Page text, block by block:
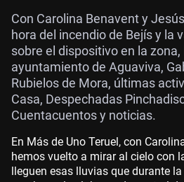
Con Carolina Benavent y
hora del incendio de Bejís y la
sobre el dispositivo en la zona,
ayuntamiento de Aguaviva,
Rubielos de Mora, últimas
Casa, Despechadas
Cuentacuentos y noticias.
En Más de Uno Teruel, con
hemos vuelto a mirar al cielo con
lleguen esas lluvias que durante